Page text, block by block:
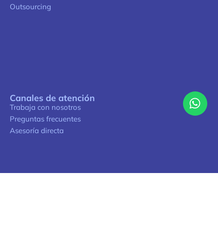
Outsourcing
Canales de atención
Trabaja con nosotros
Preguntas frecuentes
Asesoría directa